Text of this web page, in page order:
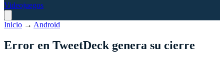
Videojuegos
Inicio → Android
Error en TweetDeck genera su cierre